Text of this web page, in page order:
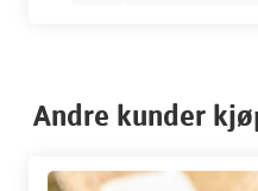
Andre kunder